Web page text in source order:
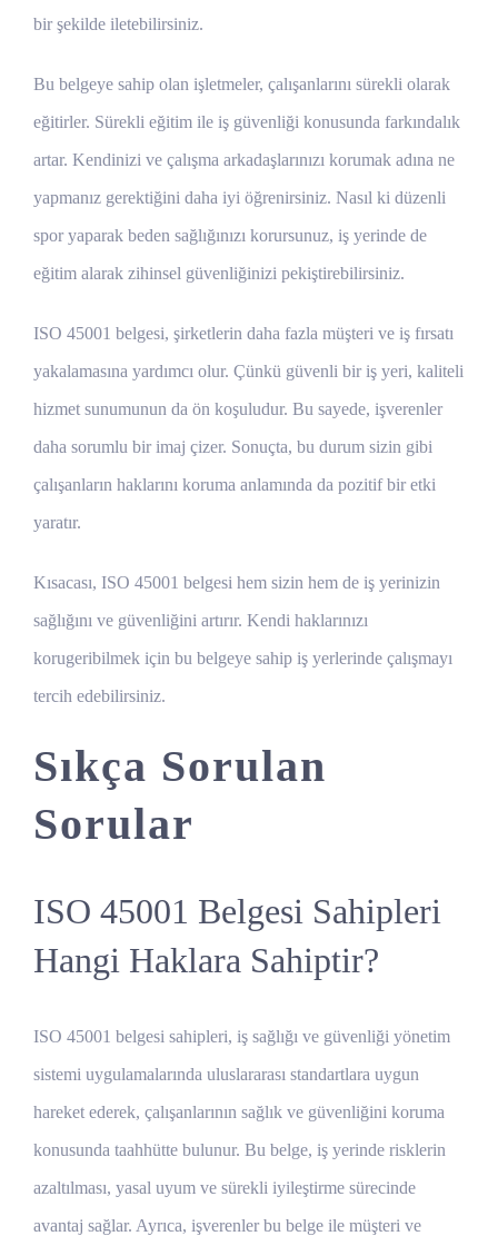
bir şekilde iletebilirsiniz.
Bu belgeye sahip olan işletmeler, çalışanlarını sürekli olarak
eğitirler. Sürekli eğitim ile iş güvenliği konusunda farkındalık
artar. Kendinizi ve çalışma arkadaşlarınızı korumak adına ne
yapmanız gerektiğini daha iyi öğrenirsiniz. Nasıl ki düzenli
spor yaparak beden sağlığınızı korursunuz, iş yerinde de
eğitim alarak zihinsel güvenliğinizi pekiştirebilirsiniz.
ISO 45001 belgesi, şirketlerin daha fazla müşteri ve iş fırsatı
yakalamasına yardımcı olur. Çünkü güvenli bir iş yeri, kaliteli
hizmet sunumunun da ön koşuludur. Bu sayede, işverenler
daha sorumlu bir imaj çizer. Sonuçta, bu durum sizin gibi
çalışanların haklarını koruma anlamında da pozitif bir etki
yaratır.
Kısacası, ISO 45001 belgesi hem sizin hem de iş yerinizin
sağlığını ve güvenliğini artırır. Kendi haklarınızı
korugeribilmek için bu belgeye sahip iş yerlerinde çalışmayı
tercih edebilirsiniz.
Sıkça Sorulan
Sorular
ISO 45001 Belgesi Sahipleri
Hangi Haklara Sahiptir?
ISO 45001 belgesi sahipleri, iş sağlığı ve güvenliği yönetim
sistemi uygulamalarında uluslararası standartlara uygun
hareket ederek, çalışanlarının sağlık ve güvenliğini koruma
konusunda taahhütte bulunur. Bu belge, iş yerinde risklerin
azaltılması, yasal uyum ve sürekli iyileştirme sürecinde
avantaj sağlar. Ayrıca, işverenler bu belge ile müşteri ve